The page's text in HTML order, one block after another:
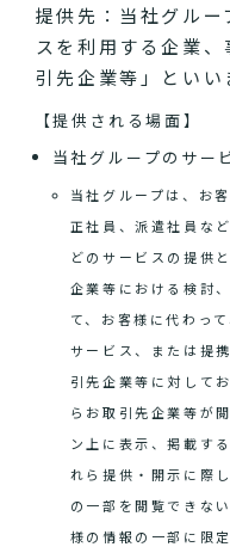
提供先：当社グル
スを利用する企業
引先企業等」といい
【提供される場面】
当社グループのサー
当社グループは、お
正社員、派遣社員な
どのサービスの提供
企業等における検討
て、お客様に代わっ
サービス、または提
引先企業等に対して
らお取引先企業等が
ン上に表示、掲載す
れら提供・開示に際
の一部を閲覧できな
様の情報の一部に限